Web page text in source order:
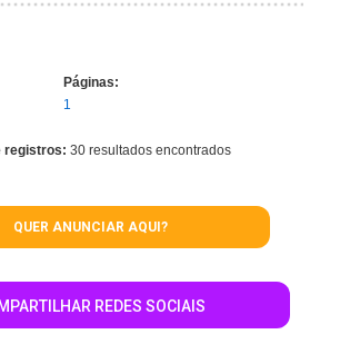
Páginas:
1
registros: 30 resultados encontrados
QUER ANUNCIAR AQUI?
REDES SOCIAIS